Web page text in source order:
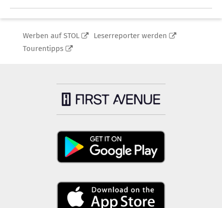
Werben auf STOL
Leserreporter werden
Tourentipps